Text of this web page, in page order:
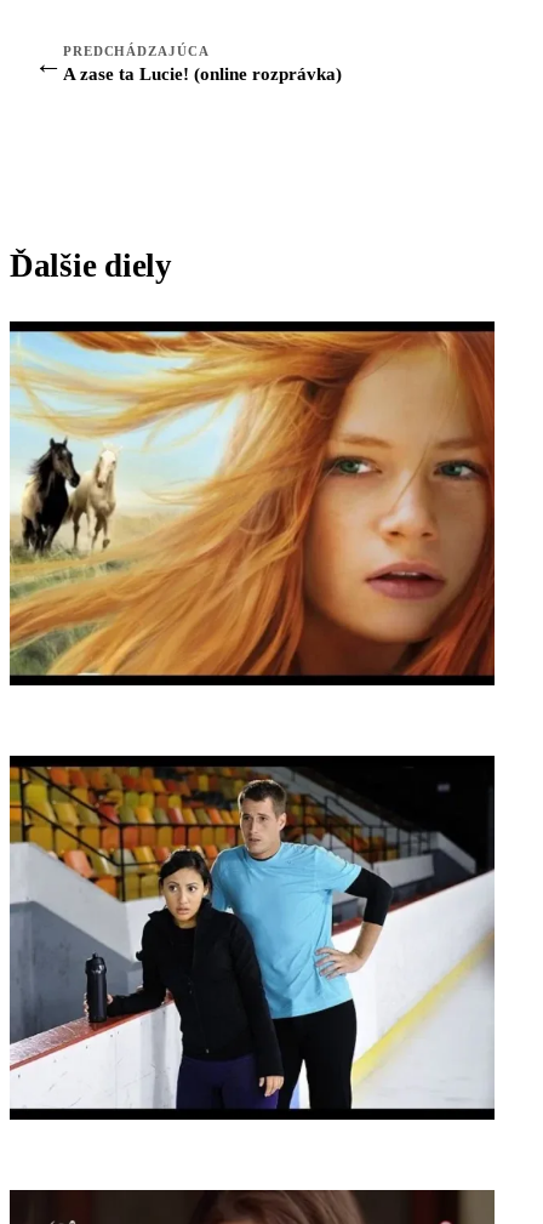
← PREDCHÁDZAJÚCA
A zase ta Lucie! (online rozprávka)
Ďalšie diely